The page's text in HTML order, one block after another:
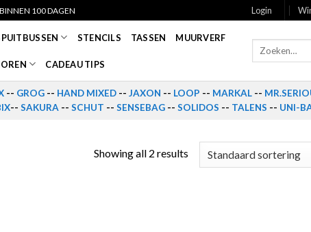
100 DAGEN Login
STENCILS TASSEN MUURVERF
CADEAU TIPS
Zoeken
-- GROG -- HAND MIXED -- JAXON -- LOOP -- MARKAL --
-- SAKURA -- SCHUT -- SENSEBAG -- SOLIDOS -- TALENS -- UNI-
Showing all 2 results